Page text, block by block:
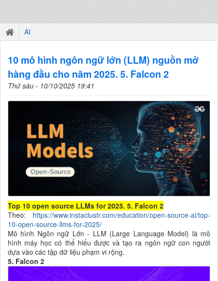
AI
10 mô hình ngôn ngữ lớn (LLM) nguồn mở
hàng đầu cho năm 2025. 5. Falcon 2
Thứ sáu - 10/10/2025 19:41
Top 10 open source LLMs for 2025. 5. Falcon 2
Theo: https://www.instaclustr.com/education/open-source-ai/top-
10-open-source-llms-for-2025/
Mô hình Ngôn ngữ Lớn - LLM (Large Language Model) là mô
hình máy học có thể hiểu được và tạo ra ngôn ngữ con người
dựa vào các tập dữ liệu phạm vi rộng.
5. Falcon 2